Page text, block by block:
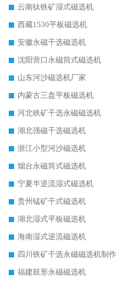
云南钛铁矿湿式磁选机
西藏1530平板磁选机
安徽永磁干选磁选机
沈阳营口永磁筒式磁选机
山东河沙磁选机厂家
内蒙古三盘平板磁选机
河北铁矿干选永磁磁选机
湖北强磁干选磁选机
浙江小型河沙磁选机
烟台永磁筒式磁选机
宁夏半逆流湿式磁选机
贵州锰矿干式磁选机
湖北湿式平板磁选机
海南湿式逆流磁选机
四川铁矿干选永磁磁选机制作
福建鼓形永磁磁选机